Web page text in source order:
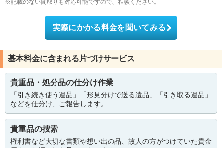
※記載のない間取りも対応可能ですので、相談ください。
実際にかかる料金を聞いてみる
基本料金に含まれる片づけサービス
貴重品・処分品の仕分け作業
「引き続き使う遺品」「形見分けで送る遺品」「引き取る遺品」
などを仕分け、ご報告します。
貴重品の捜索
権利書など大切な書類や想い出の品、故人の方がつけていた貴金